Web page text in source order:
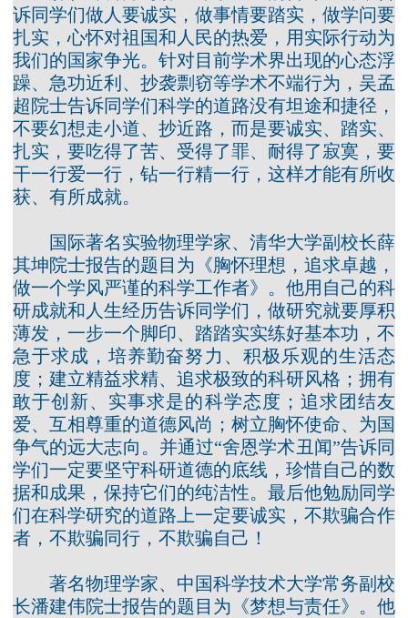
诉同学们做人要诚实，做事情要踏实，做学问要
扎实，心怀对祖国和人民的热爱，用实际行动为
我们的国家争光。针对目前学术界出现的心态浮
躁、急功近利、抄袭剽窃等学术不端行为，吴孟
超院士告诉同学们科学的道路没有坦途和捷径，
不要幻想走小道、抄近路，而是要诚实、踏实、
扎实，要吃得了苦、受得了罪、耐得了寂寞，要
干一行爱一行，钻一行精一行，这样才能有所收
获、有所成就。
国际著名实验物理学家、清华大学副校长薛
其坤院士报告的题目为《胸怀理想，追求卓越，
做一个学风严谨的科学工作者》。他用自己的科
研成就和人生经历告诉同学们，做研究就要厚积
薄发，一步一个脚印、踏踏实实练好基本功，不
急于求成，培养勤奋努力、积极乐观的生活态
度；建立精益求精、追求极致的科研风格；拥有
敢于创新、实事求是的科学态度；追求团结友
爱、互相尊重的道德风尚；树立胸怀使命、为国
争气的远大志向。并通过“舍恩学术丑闻”告诉同
学们一定要坚守科研道德的底线，珍惜自己的数
据和成果，保持它们的纯洁性。最后他勉励同学
们在科学研究的道路上一定要诚实，不欺骗合作
者，不欺骗同行，不欺骗自己！
著名物理学家、中国科学技术大学常务副校
长潘建伟院士报告的题目为《梦想与责任》。他